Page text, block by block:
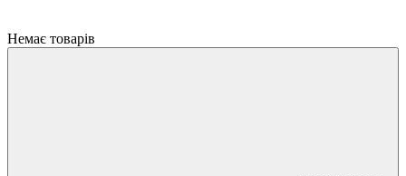
Немає товарів